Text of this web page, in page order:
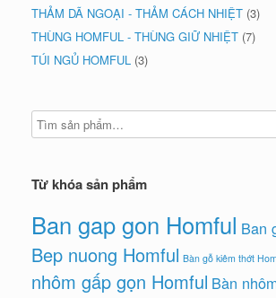
THẢM DÃ NGOẠI - THẢM CÁCH NHIỆT (3)
THÙNG HOMFUL - THÙNG GIỮ NHIỆT (7)
TÚI NGỦ HOMFUL (3)
Từ khóa sản phẩm
Ban gap gon Homful Ban
Bep nuong Homful Bàn gỗ kiêm thớt
nhôm gấp gọn Homful Bàn